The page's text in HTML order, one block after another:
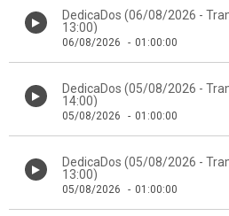
DedicaDos (06/08/2026 -
13:00)
06/08/2026 - 01:00:00
DedicaDos (05/08/2026 -
14:00)
05/08/2026 - 01:00:00
DedicaDos (05/08/2026 -
13:00)
05/08/2026 - 01:00:00